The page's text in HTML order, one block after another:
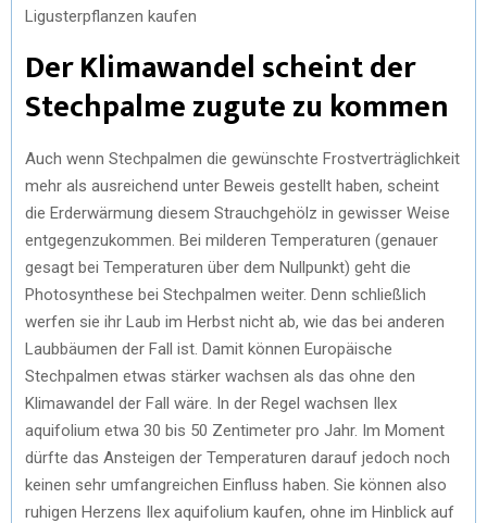
Der Klimawandel scheint der
Stechpalme zugute zu kommen
Auch wenn Stechpalmen die gewünschte Frostverträglichkeit
mehr als ausreichend unter Beweis gestellt haben, scheint
die Erderwärmung diesem Strauchgehölz in gewisser Weise
entgegenzukommen. Bei milderen Temperaturen (genauer
gesagt bei Temperaturen über dem Nullpunkt) geht die
Photosynthese bei Stechpalmen weiter. Denn schließlich
werfen sie ihr Laub im Herbst nicht ab, wie das bei anderen
Laubbäumen der Fall ist. Damit können Europäische
Stechpalmen etwas stärker wachsen als das ohne den
Klimawandel der Fall wäre. In der Regel wachsen Ilex
aquifolium etwa 30 bis 50 Zentimeter pro Jahr. Im Moment
dürfte das Ansteigen der Temperaturen darauf jedoch noch
keinen sehr umfangreichen Einfluss haben. Sie können also
ruhigen Herzens Ilex aquifolium kaufen, ohne im Hinblick auf